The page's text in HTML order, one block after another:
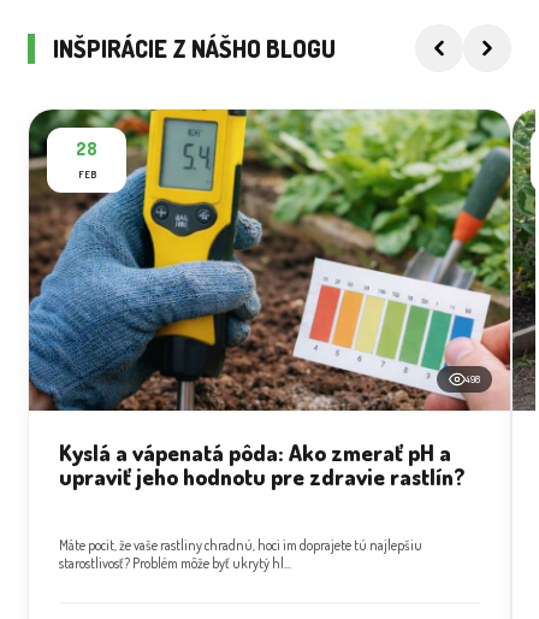
INŠPIRÁCIE Z NÁŠHO BLOGU
28
FEB
498
Kyslá a vápenatá pôda: Ako zmerať pH a
upraviť jeho hodnotu pre zdravie rastlín?
Máte pocit, že vaše rastliny chradnú, hoci im doprajete tú najlepšiu
starostlivosť? Problém môže byť ukrytý hl...